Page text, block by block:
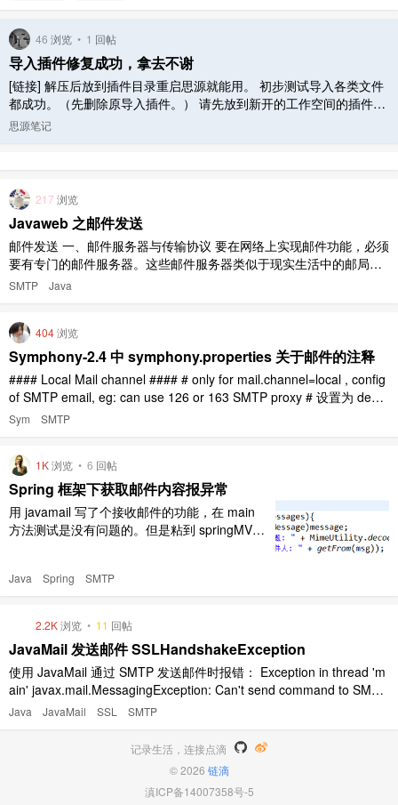
46 浏览 • 1 回帖
导入插件修复成功，拿去不谢
[链接] 解压后放到插件目录重启思源就能用。 初步测试导入各类文件
都成功。（先删除原导入插件。） 请先放到新开的工作空间的插件目
录里使用。测试放心后再放到常用的工作空间里使用。 使用前请备份
思源笔记
217 浏览
Javaweb 之邮件发送
邮件发送 一、邮件服务器与传输协议 要在网络上实现邮件功能，必须
要有专门的邮件服务器。这些邮件服务器类似于现实生活中的邮局，
它主要负责接收用户投递过来的邮件，并把邮件投递到邮件接收者的
SMTP Java
404浏览
Symphony-2.4 中 symphony.properties 关于邮件的注释
#### Local Mail channel #### # only for mail.channel=local , config
of SMTP email, eg: can use 126 or 163 SMTP proxy # 设置为 debu
g 模式时，后台控制台会输出邮件发送过程 mail.local.i ..
Sym SMTP
1K浏览 • 6 回帖
Spring 框架下获取邮件内容报异常
用 javamail 写了个接收邮件的功能，在 main
方法测试是没有问题的。但是粘到 springMVC
送邮件的实现，但不知道是否有接收邮件的实
包： SpringMVC ..
Java Spring SMTP
2.2K浏览 • 11 回帖
JavaMail 发送邮件 SSLHandshakeException
使用 JavaMail 通过 SMTP 发送邮件时报错： Exception in thread 'm
ain' javax.mail.MessagingException: Can't send command to SMTP
host; nested exception is: javax.net.ssl.SSLHa ..
Java JavaMail SSL SMTP
记录生活，连接点滴
© 2026 链滴
滇ICP备14007358号-5